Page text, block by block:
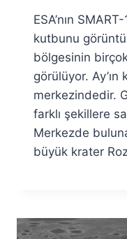
Fuat
Özyar
ESA’nın
kutbunu
bölgesinin
görülüyor.
merkezindedir.
farklı şekillere
Merkezde
büyük krater